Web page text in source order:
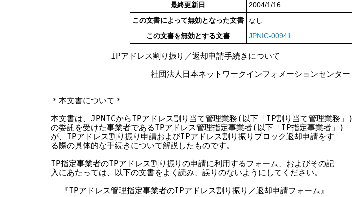
最終更新日
2004/1/16
この文書によって無効となった文書
なし
この文書を無効とする文書
JPNIC-00941
            IPアドレス割り振り／返却申請手続きについて
                    社団法人日本ネットワークインフォメーションセンター
＊本文書について＊
本文書は、JPNICからIPアドレス割り当て管理業務(以下「IP割り当て管理業務」)
の委託を受けた事業者であるIPアドレス管理指定事業者(以下「IP指定事業者」)
が、IPアドレス割り振り申請およびIPアドレス割り振りブロック返却申請をす
る際の具体的な手続きについて解説したものです。
IP指定事業者のIPアドレス割り振りの申請に利用するフォーム、およびその記
入にあたっては、以下の文書をよく読み、誤りのないようにしてください。
  『IPアドレス管理指定事業者のIPアドレス割り振り／返却申請フォーム』